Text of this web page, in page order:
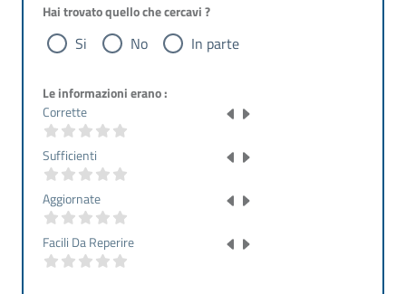
Hai trovato quello che cercavi ?
Si No In parte
Le informazioni erano :
Corrette
Sufficienti
Aggiornate
Facili Da Reperire